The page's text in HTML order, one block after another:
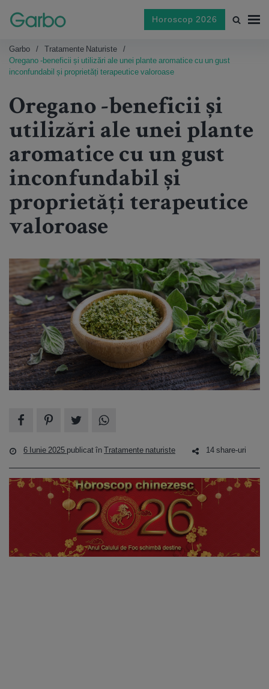
Horoscop 2026
Garbo
Tratamente Naturiste
Oregano -beneficii și utilizări ale unei plante aromatice cu un gust
inconfundabil și proprietăți terapeutice valoroase
Oregano -beneficii și
utilizări ale unei plante
aromatice cu un gust
inconfundabil și
proprietăți terapeutice
valoroase
6 Iunie 2025 publicat înTratamente naturiste 14 share-uri